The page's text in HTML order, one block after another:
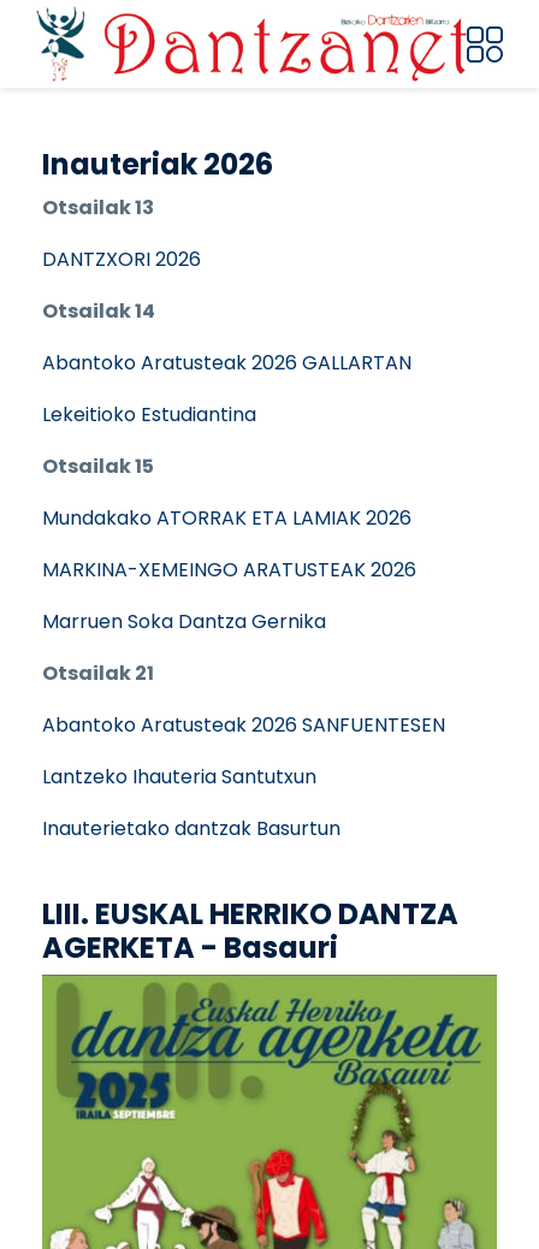
Pasar al contenido principal
Inauteriak 2026
Otsailak 13
DANTZXORI 2026
Otsailak 14
Abantoko Aratusteak 2026 GALLARTAN
Lekeitioko Estudiantina
Otsailak 15
Mundakako ATORRAK ETA LAMIAK 2026
MARKINA-XEMEINGO ARATUSTEAK 2026
Marruen Soka Dantza Gernika
Otsailak 21
Abantoko Aratusteak 2026 SANFUENTESEN
Lantzeko Ihauteria Santutxun
Inauterietako dantzak Basurtun
LIII. EUSKAL HERRIKO DANTZA
AGERKETA - Basauri